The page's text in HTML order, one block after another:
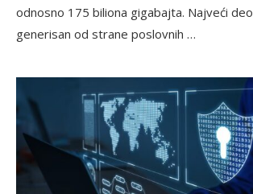
odnosno 175 biliona gigabajta. Najveći
generisan od strane poslovnih …